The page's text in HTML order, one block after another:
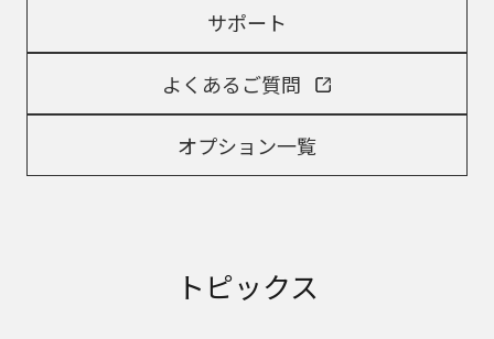
サポート
よくあるご質問
オプション一覧
トピックス